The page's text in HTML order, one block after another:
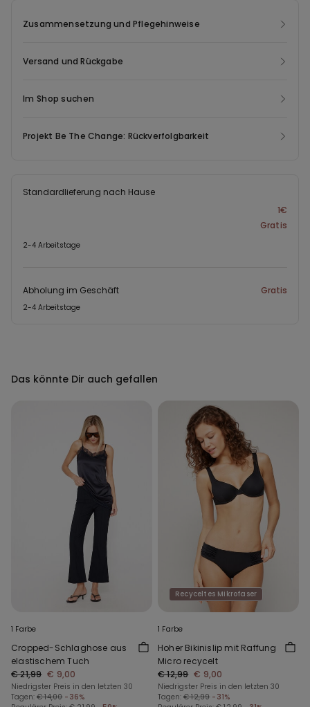
Zusammensetzung und Pflegehinweise
Versand und Rückgabe
Im Shop suchen
Projekt Be The Change: Rückverfolgbarkeit
Standardlieferung nach Hause
1€
Gratis
2-4 Arbeitstage
Abholung im Geschäft Gratis
2-4 Arbeitstage
Das könnte Dir auch gefallen
1 Farbe
Cropped-Schlaghose aus
elastischem Tuch
€ 21,99 € 9,00
Niedrigster Preis in den letzten 30
Tagen: € 14,00 -36%
Recyceltes Mikrofaser
1 Farbe
Hoher Bikinislip mit Raffung
Micro recycelt
€ 12,99 € 9,00
Niedrigster Preis in den letzten 30
Tagen: € 12,99 -31%